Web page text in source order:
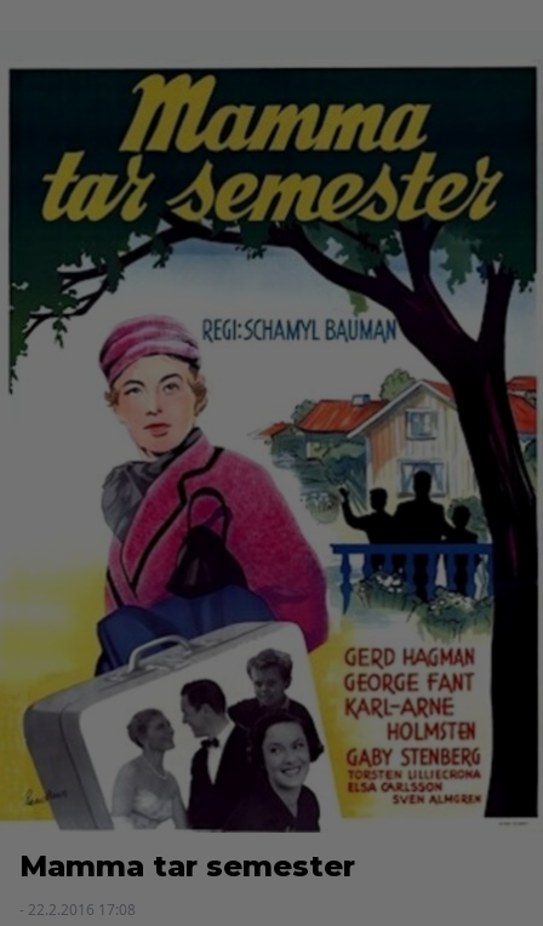
Mamma tar semester
- 22.2.2016 17:08